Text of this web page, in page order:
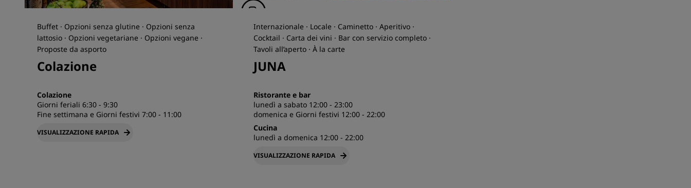
Buffet · Opzioni senza glutine · Opzioni senza
lattosio · Opzioni vegetariane · Opzioni vegane ·
Proposte da asporto
Colazione
Colazione
Giorni feriali 6:30 - 9:30
Fine settimana e Giorni festivi 7:00 - 11:00
VISUALIZZAZIONE RAPIDA
Internazionale · Locale · Caminetto · Aperitivo ·
Cocktail · Carta dei vini · Bar con servizio completo ·
Tavoli all’aperto · À la carte
JUNA
Ristorante e bar
lunedì a sabato 12:00 - 23:00
domenica e Giorni festivi 12:00 - 22:00
Cucina
lunedì a domenica 12:00 - 22:00
VISUALIZZAZIONE RAPIDA